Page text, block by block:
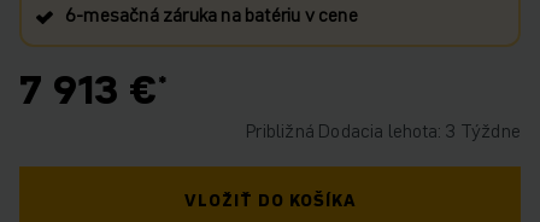
6‑mesačná záruka na batériu v cene
7 913 €
Približná Dodacia lehota: 3 Týždne
VLOŽIŤ DO KOŠÍKA